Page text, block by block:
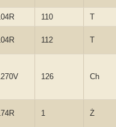
110 T
112 T
126 Ch
1 Ż